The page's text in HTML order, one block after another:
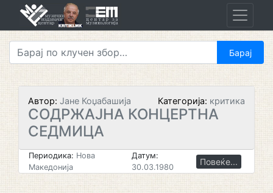
Автор: Јане Коџабашија Категорија: критика
СОДРЖАЈНА КОНЦЕРТНА
СЕДМИЦА
Периодика: Нова
Македонија
Датум:
30.03.1980
Повеќе...